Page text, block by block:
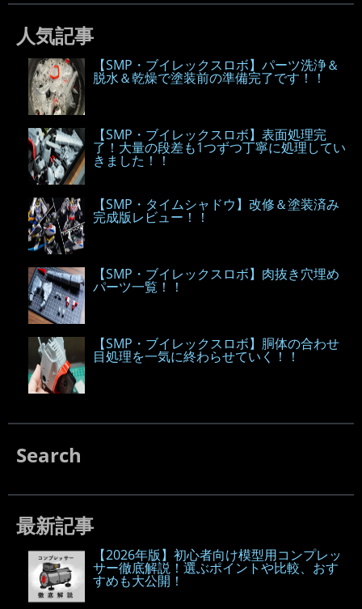
人気記事
【SMP・ブイレックスロボ】パーツ洗浄＆
脱水＆乾燥で塗装前の準備完了です！！
【SMP・ブイレックスロボ】表面処理完
了！大量の段差も1つずつ丁寧に処理してい
きました！！
【SMP・タイムシャドウ】改修＆塗装済み
完成版レビュー！！
【SMP・ブイレックスロボ】肉抜き穴埋め
パーツ一覧！！
【SMP・ブイレックスロボ】胴体の合わせ
目処理を一気に終わらせていく！！
Search
最新記事
【2026年版】初心者向け模型用コンプレッ
サー徹底解説！選ぶポイントや比較、おす
すめも大公開！